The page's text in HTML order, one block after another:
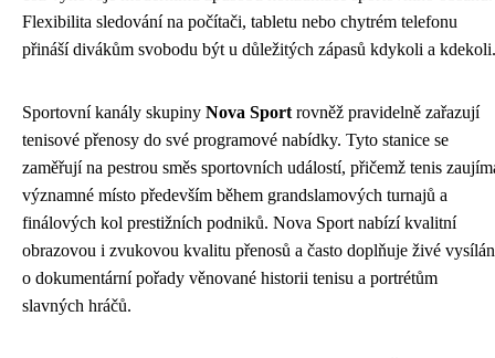
Flexibilita sledování na počítači, tabletu nebo chytrém telefonu
přináší divákům svobodu být u důležitých zápasů kdykoli a kdekoli.
Sportovní kanály skupiny Nova Sport rovněž pravidelně zařazují
tenisové přenosy do své programové nabídky. Tyto stanice se
zaměřují na pestrou směs sportovních událostí, přičemž tenis
významné místo především během grandslamových turnajů a
finálových kol prestižních podniků. Nova Sport nabízí kvalitní
obrazovou i zvukovou kvalitu přenosů a často doplňuje živé
o dokumentární pořady věnované historii tenisu a portrétům
slavných hráčů.